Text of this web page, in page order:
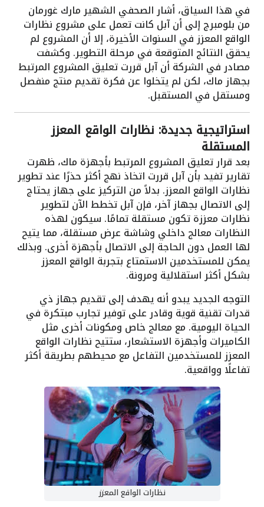
في هذا السياق، أشار الصحفي الشهير مارك غورمان
من بلومبرج إلى أن آبل كانت تعمل على مشروع نظارات
الواقع المعزز في السنوات الأخيرة، إلا أن المشروع لم
يحقق النتائج المتوقعة في مرحلة التطوير. وكشفت
مصادر في الشركة أن آبل قررت تعليق المشروع المرتبط
بجهاز ماك، لكن لم يتخلوا عن فكرة تقديم منتج منفصل
ومستقل في المستقبل.
استراتيجية جديدة: نظارات الواقع المعزز
المستقلة
بعد قرار تعليق المشروع المرتبط بأجهزة ماك، ظهرت
تقارير تفيد بأن آبل قررت اتخاذ نهج أكثر حذرًا عند تطوير
نظارات الواقع المعزز. بدلاً من التركيز على جهاز يحتاج
إلى الاتصال بجهاز آخر، فإن آبل تخطط الآن لتطوير
نظارات معززة تكون مستقلة تمامًا. سيكون لهذه
النظارات معالج داخلي وشاشة عرض مستقلة، مما يتيح
لها العمل دون الحاجة إلى الاتصال بأجهزة أخرى. وبذلك
يمكن للمستخدمين الاستمتاع بتجربة الواقع المعزز
بشكل أكثر استقلالية ومرونة.
التوجه الجديد يبدو أنه يهدف إلى تقديم جهاز ذي
قدرات تقنية قوية وقادر على توفير تجارب مبتكرة في
الحياة اليومية. مع معالج خاص ومكونات أخرى مثل
الكاميرات وأجهزة الاستشعار، ستتيح نظارات الواقع
المعزز للمستخدمين التفاعل مع محيطهم بطريقة أكثر
تفاعلًا وواقعية.
نظارات الواقع المعزز